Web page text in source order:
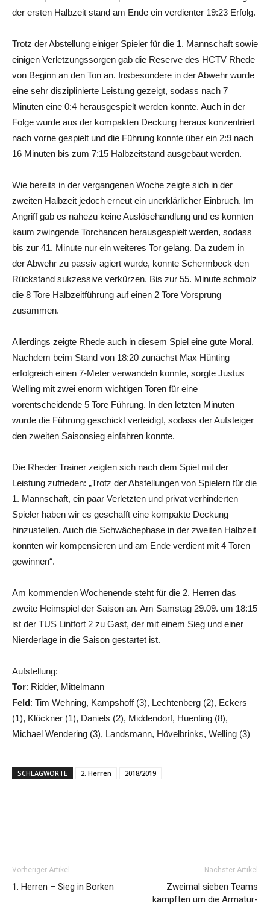
der ersten Halbzeit stand am Ende ein verdienter 19:23 Erfolg.
Trotz der Abstellung einiger Spieler für die 1. Mannschaft sowie
einigen Verletzungssorgen gab die Reserve des HCTV Rhede
von Beginn an den Ton an. Insbesondere in der Abwehr wurde
eine sehr disziplinierte Leistung gezeigt, sodass nach 7
Minuten eine 0:4 herausgespielt werden konnte. Auch in der
Folge wurde aus der kompakten Deckung heraus konzentriert
nach vorne gespielt und die Führung konnte über ein 2:9 nach
16 Minuten bis zum 7:15 Halbzeitstand ausgebaut werden.
Wie bereits in der vergangenen Woche zeigte sich in der
zweiten Halbzeit jedoch erneut ein unerklärlicher Einbruch. Im
Angriff gab es nahezu keine Auslösehandlung und es konnten
kaum zwingende Torchancen herausgespielt werden, sodass
bis zur 41. Minute nur ein weiteres Tor gelang. Da zudem in
der Abwehr zu passiv agiert wurde, konnte Schermbeck den
Rückstand sukzessive verkürzen. Bis zur 55. Minute schmolz
die 8 Tore Halbzeitführung auf einen 2 Tore Vorsprung
zusammen.
Allerdings zeigte Rhede auch in diesem Spiel eine gute Moral.
Nachdem beim Stand von 18:20 zunächst Max Hünting
erfolgreich einen 7-Meter verwandeln konnte, sorgte Justus
Welling mit zwei enorm wichtigen Toren für eine
vorentscheidende 5 Tore Führung. In den letzten Minuten
wurde die Führung geschickt verteidigt, sodass der Aufsteiger
den zweiten Saisonsieg einfahren konnte.
Die Rheder Trainer zeigten sich nach dem Spiel mit der
Leistung zufrieden: „Trotz der Abstellungen von Spielern für die
1. Mannschaft, ein paar Verletzten und privat verhinderten
Spieler haben wir es geschafft eine kompakte Deckung
hinzustellen. Auch die Schwächephase in der zweiten Halbzeit
konnten wir kompensieren und am Ende verdient mit 4 Toren
gewinnen“.
Am kommenden Wochenende steht für die 2. Herren das
zweite Heimspiel der Saison an. Am Samstag 29.09. um 18:15
ist der TUS Lintfort 2 zu Gast, der mit einem Sieg und einer
Nierderlage in die Saison gestartet ist.
Aufstellung:
Tor: Ridder, Mittelmann
Feld: Tim Wehning, Kampshoff (3), Lechtenberg (2), Eckers
(1), Klöckner (1), Daniels (2), Middendorf, Huenting (8),
Michael Wendering (3), Landsmann, Hövelbrinks, Welling (3)
SCHLAGWORTE 2. Herren 2018/2019
Vorheriger Artikel
1. Herren – Sieg in Borken
Nächster Artikel
Zweimal sieben Teams
kämpften um die Armatur-